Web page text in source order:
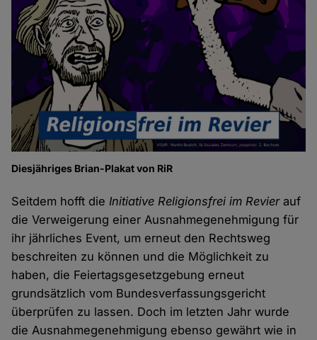
Diesjähriges Brian-Plakat von RiR
Seitdem hofft die Initiative Religionsfrei im Revierauf
die Verweigerung einer Ausnahmegenehmigung für
ihr jährliches Event, um erneut den Rechtsweg
beschreiten zu können und die Möglichkeit zu
haben, die Feiertagsgesetzgebung erneut
grundsätzlich vom Bundesverfassungsgericht
überprüfen zu lassen. Doch im letzten Jahr wurde
die Ausnahmegenehmigung ebenso gewährt wie in